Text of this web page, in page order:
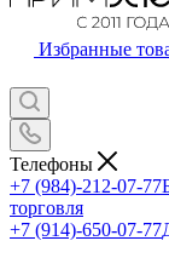
Избранные
Телефоны
+7 (984)-212-07-77
торговля
+7 (914)-650-07-77